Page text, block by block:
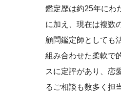
鑑定歴は約25年にわ
に加え、現在は複数
顧問鑑定師としても
組み合わせた柔軟で
スに定評があり、恋
るご相談も数多く担